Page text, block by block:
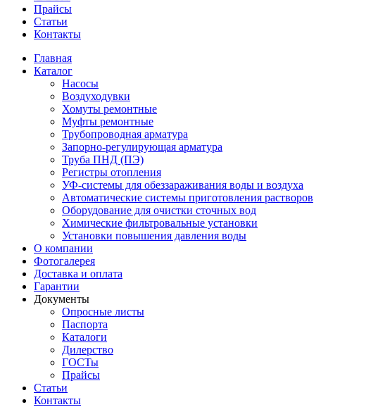
Прайсы
Статьи
Контакты
Главная
Каталог
Насосы
Воздуходувки
Хомуты ремонтные
Муфты ремонтные
Трубопроводная арматура
Запорно-регулирующая арматура
Труба ПНД (ПЭ)
Регистры отопления
УФ-системы для обеззараживания воды и воздуха
Автоматические системы приготовления растворов
Оборудование для очистки сточных вод
Химические фильтровальные установки
Установки повышения давления воды
О компании
Фотогалерея
Доставка и оплата
Гарантии
Документы
Опросные листы
Паспорта
Каталоги
Дилерство
ГОСТы
Прайсы
Статьи
Контакты